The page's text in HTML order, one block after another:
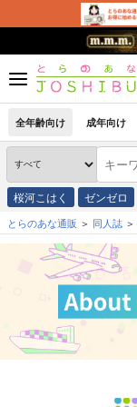
全年齢向け 成年向け
桜河こはく ゼンゼロ
とらのあな通販 同人誌